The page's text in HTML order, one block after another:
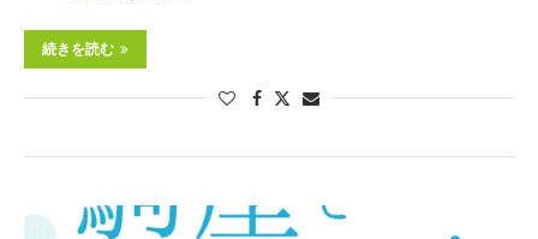
続きを読む